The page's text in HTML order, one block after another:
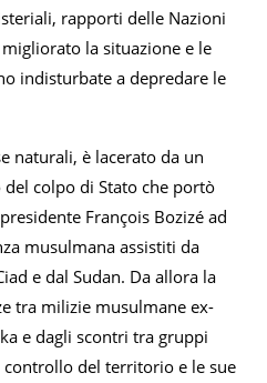
rapporti delle Nazioni
la situazione e le
indisturbate a depredare le
naturali, è lacerato da un
colpo di Stato che portò
François Bozizé ad
musulmana assistiti da
e dal Sudan. Da allora la
tra milizie musulmane ex-
e dagli scontri tra gruppi
del territorio e le sue